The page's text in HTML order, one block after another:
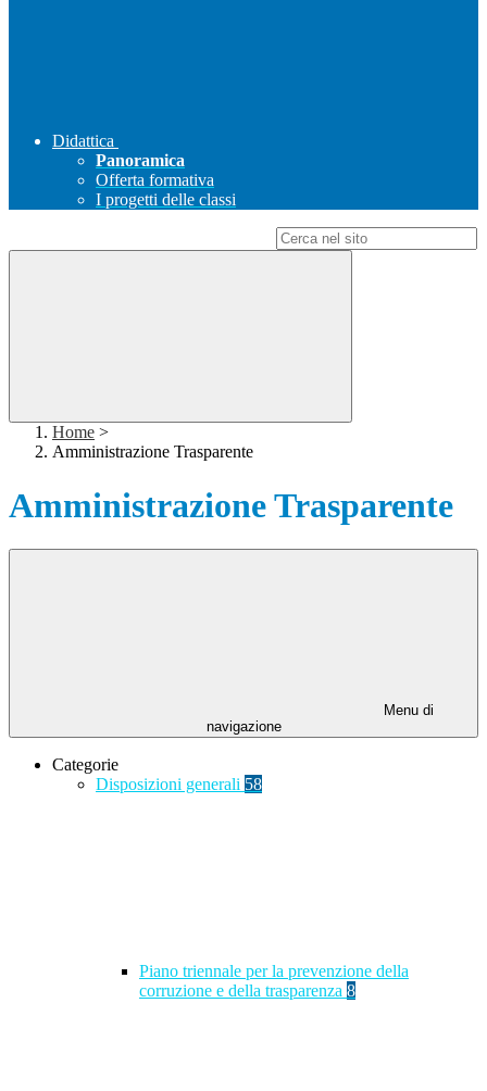
Didattica
Panoramica
Offerta formativa
I progetti delle classi
Home >
Amministrazione Trasparente
Amministrazione Trasparente
Menu di
navigazione
Categorie
Disposizioni generali 58
Piano triennale per la prevenzione della
corruzione e della trasparenza 8